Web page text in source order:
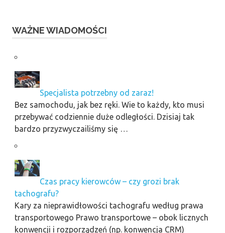
WAŻNE WIADOMOŚCI
Specjalista potrzebny od zaraz!
Bez samochodu, jak bez ręki. Wie to każdy, kto musi
przebywać codziennie duże odległości. Dzisiaj tak
bardzo przyzwyczailiśmy się …
Czas pracy kierowców – czy grozi brak
tachografu?
Kary za nieprawidłowości tachografu według prawa
transportowego Prawo transportowe – obok licznych
konwencji i rozporządzeń (np. konwencja CRM)